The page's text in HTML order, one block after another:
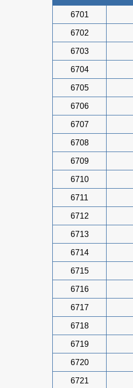
6701
6702
6703
6704
6705
6706
6707
6708
6709
6710
6711
6712
6713
6714
6715
6716
6717
6718
6719
6720
6721